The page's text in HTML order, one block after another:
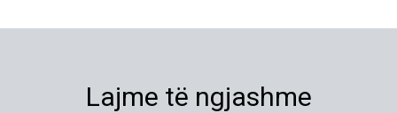
Lajme të ngjashme